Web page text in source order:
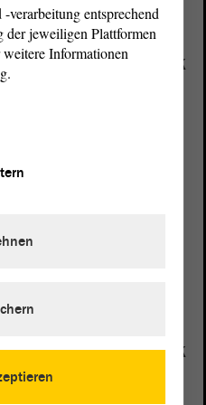
Kommunalpolitik
-
Rettungs- dienst,
Wohnungspolitik
verarbeitung entsprechend
der jeweiligen Plattformen
Informationen